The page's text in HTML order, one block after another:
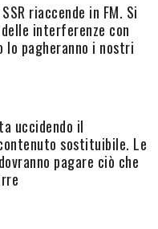
riaccende in FM. Si
interferenze con
lo pagheranno i nostri
uccidendo il
sostituibile. Le
pagare ciò che